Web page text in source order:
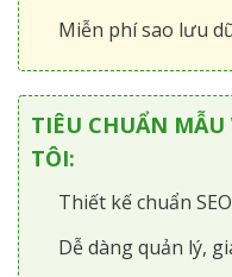
Miễn phí sao lưu
TIÊU CHUẨN MẪU
TÔI:
Thiết kế chuẩn
Dễ dàng quản lý,